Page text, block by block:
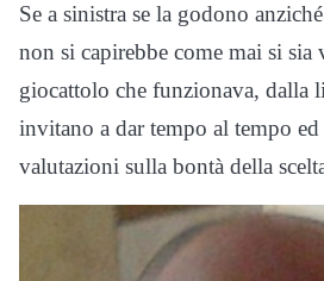
Se a sinistra se la godono
non si capirebbe come mai si
giocattolo che funzionava, dalla
invitano a dar tempo al tempo
valutazioni sulla bontà della